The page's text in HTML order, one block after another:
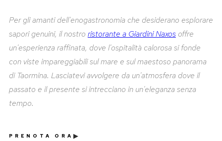
Per gli amanti dell'enogastronomia che desiderano esplorare
sapori genuini, il nostro ristorante a Giardini Naxosoffre
un'esperienza raffinata, dove l'ospitalità calorosa si fonde
con viste impareggiabili sul mare e sul maestoso panorama
di Taormina. Lasciatevi avvolgere da un'atmosfera dove il
passato e il presente si intrecciano in un'eleganza senza
tempo.
PRENOTA ORA ▶